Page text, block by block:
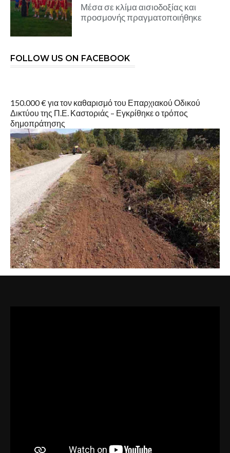
Μέσα σε κλίμα αισιοδοξίας και
προσμονής πραγματοποιήθηκε
FOLLOW US ON FACEBOOK
150.000 € για τον καθαρισμό του Επαρχιακού Οδικού
Δικτύου της Π.Ε. Καστοριάς – Εγκρίθηκε ο τρόπος
δημοπράτησης